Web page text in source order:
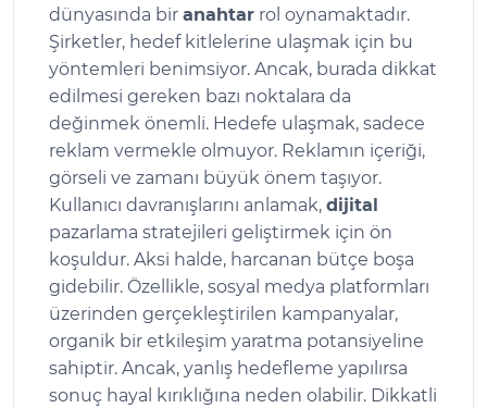
dünyasında bir anahtar rol oynamaktadır.
Şirketler, hedef kitlelerine ulaşmak için bu
yöntemleri benimsiyor. Ancak, burada dikkat
edilmesi gereken bazı noktalara da
değinmek önemli. Hedefe ulaşmak, sadece
reklam vermekle olmuyor. Reklamın içeriği,
görseli ve zamanı büyük önem taşıyor.
Kullanıcı davranışlarını anlamak, dijital
pazarlama stratejileri geliştirmek için ön
koşuldur. Aksi halde, harcanan bütçe boşa
gidebilir. Özellikle, sosyal medya platformları
üzerinden gerçekleştirilen kampanyalar,
organik bir etkileşim yaratma potansiyeline
sahiptir. Ancak, yanlış hedefleme yapılırsa
sonuç hayal kırıklığına neden olabilir. Dikkatli